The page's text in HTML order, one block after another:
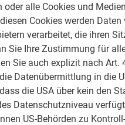
oder alle Cookies und Medien
Cookies werden Daten
verarbeitet, die ihren
Sie Ihre Zustimmung für
Sie auch explizit nach Art.
Datenübermittlung in die
die USA über kein den
Datenschutzniveau
US-Behörden zu